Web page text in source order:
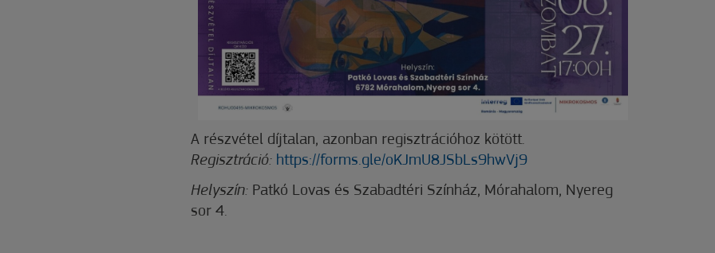
A részvétel díjtalan, azonban regisztrációhoz kötött.
Regisztráció: https://forms.gle/oKJmU8JSbLs9hwVj9
Helyszín: Patkó Lovas és Szabadtéri Színház, Mórahalom, Nyereg
sor 4.